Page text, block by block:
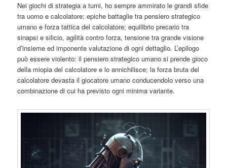
Nei giochi di strategia a turni, ho sempre ammirato le grandi sfide
tra uomo e calcolatore; epiche battaglie tra pensiero strategico
umano e forza tattica del calcolatore; equilibrio precario tra
sinapsi e silicio, agilità contro forza, tensione tra grande visione
d’insieme ed imponente valutazione di ogni dettaglio. L’epilogo
può essere violento: il pensiero strategico umano si prende gioco
della miopia del calcolatore e lo annichilisce; la forza bruta del
calcolatore devasta il giocatore umano conducendolo verso una
combinazione di cui ha previsto ogni minima variante.